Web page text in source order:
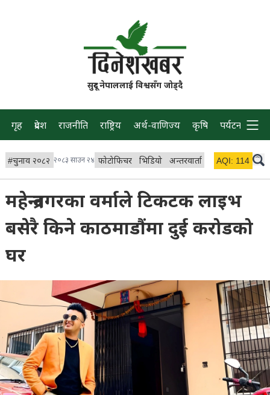
सुदूर नेपाललाई विश्वसँग जोड्दै
गृह प्रदेश राजनीति राष्ट्रिय अर्थ-वाणिज्य कृषि पर्यटन प्रवास
#चुनाव २०८२ २०८३ साउन २४ फोटोफिचर भिडियो अन्तरवार्ता विचार/ब्लग
AQI: 114
महेन्द्रनगरका वर्माले टिकटक लाइभ
बसेरै किने काठमाडौंमा दुई करोडको
घर